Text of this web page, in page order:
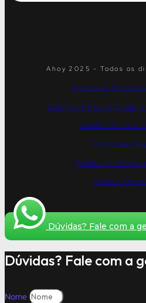
Ahoy 2025 - Todos os
Política de
Código de Ética e
Canal de Ética e
Política de
Política de Gestão
Política
Dúvidas? Fale com a
Dúvidas? Fale com a
Nome